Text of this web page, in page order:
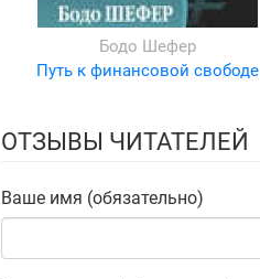
Бодо Шефер
Путь к финансовой свободе
ОТЗЫВЫ ЧИТАТЕЛЕЙ
Ваше имя (обязательно)